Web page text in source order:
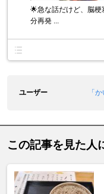
︎🌟急な話だけど、脳梗
分再発 ...
ユーザー 「か
この記事を見た人